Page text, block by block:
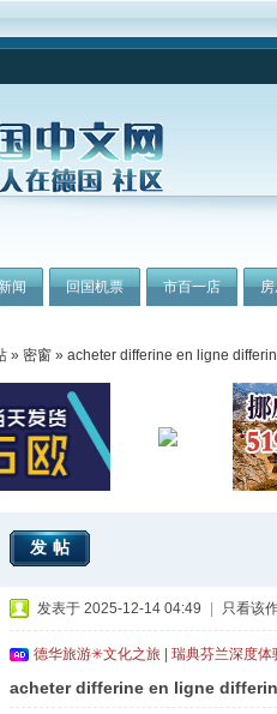
闻 回国机票 市百一店
» 密窗 » acheter differine en ligne
发帖
发表于 2025-12-14 04:49 只看该
德华旅游✳文化之旅 | 瑞典芬兰深度
acheter differine en ligne